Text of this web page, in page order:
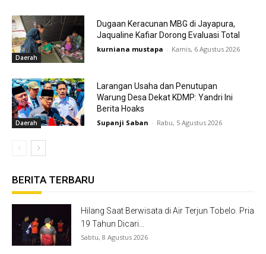
Daerah
Dugaan Keracunan MBG di Jayapura,
Jaqualine Kafiar Dorong Evaluasi Total
kurniana mustapa - Kamis, 6 Agustus 2026
Daerah
Larangan Usaha dan Penutupan
Warung Desa Dekat KDMP: Yandri Ini
Berita Hoaks
Supanji Saban - Rabu, 5 Agustus 2026
BERITA TERBARU
Hilang Saat Berwisata di Air Terjun Tobelo. Pria
19 Tahun Dicari...
Sabtu, 8 Agustus 2026